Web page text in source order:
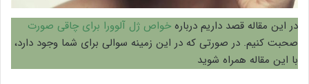
در این مقاله قصد داریم درباره خواص ژل آلوورا برای چاقی صورت
صحبت کنیم. در صورتی که در این زمینه سوالی برای شما وجود دارد،
با این مقاله همراه شوید